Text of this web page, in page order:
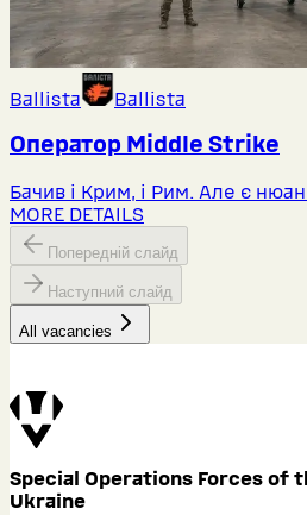
Ballista Ballista
Оператор Middlе Strike
Бачив і Крим, і Рим. Але є
MORE DETAILS
Попередній слайд
Наступний слайд
All vacancies
Special Operations Forces of
Ukraine